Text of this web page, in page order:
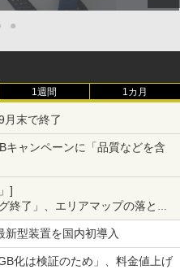
●
1週間 1カ月
月末で終了
キャンペーンに「品質などを含
]
終了」、エリアマップの落とし
新型装置を国内初導入
化は検証のため」、料金値上げ